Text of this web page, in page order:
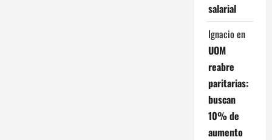
salarial
Ignacio en
UOM
reabre
paritarias:
buscan
10% de
aumento